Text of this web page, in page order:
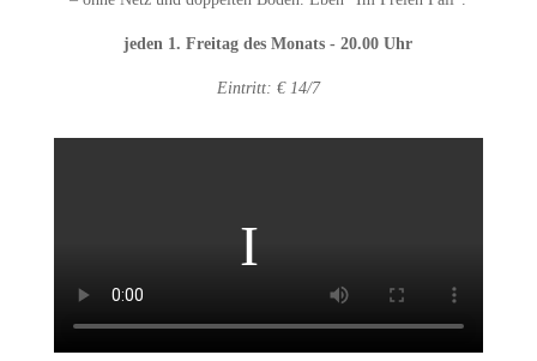
jeden 1. Freitag des Monats - 20.00 Uhr
Eintritt: € 14/7